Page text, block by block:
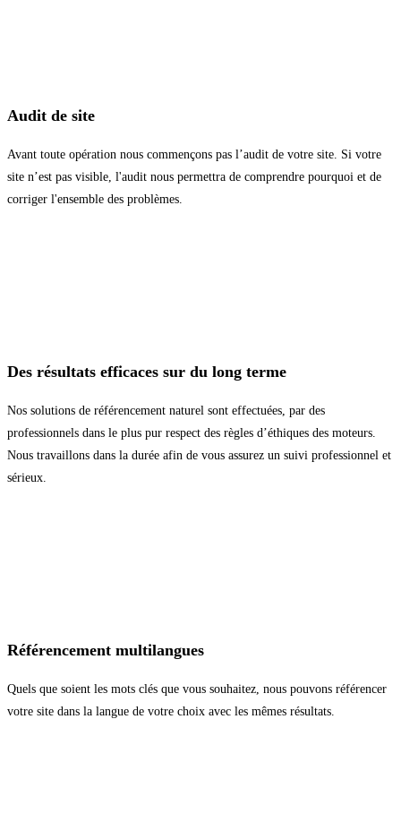
Audit de site
Avant toute opération nous commençons pas l’audit de votre site. Si votre
site n’est pas visible, l'audit nous permettra de comprendre pourquoi et de
corriger l'ensemble des problèmes.
Des résultats efficaces sur du long terme
Nos solutions de référencement naturel sont effectuées, par des
professionnels dans le plus pur respect des règles d’éthiques des moteurs.
Nous travaillons dans la durée afin de vous assurez un suivi professionnel et
sérieux.
Référencement multilangues
Quels que soient les mots clés que vous souhaitez, nous pouvons référencer
votre site dans la langue de votre choix avec les mêmes résultats.